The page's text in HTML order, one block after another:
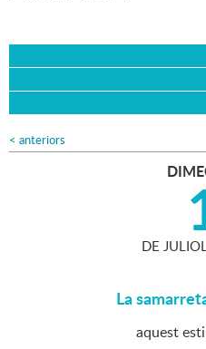
< anteriors
DE
La
aquest